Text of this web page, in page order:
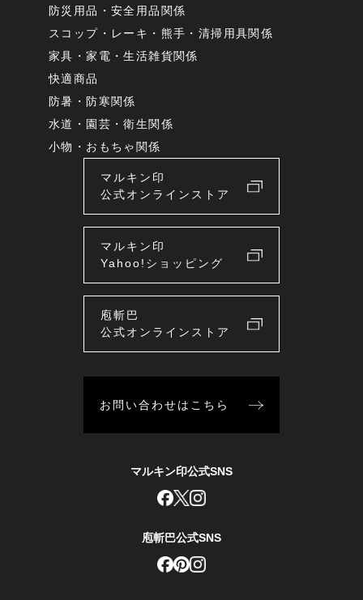
防災用品・安全用品関係
スコップ・レーキ・熊手・清掃用具関係
家具・家電・生活雑貨関係
快適商品
防暑・防寒関係
水道・園芸・衛生関係
小物・おもちゃ関係
マルキン印
公式オンラインストア
マルキン印
Yahoo!ショッピング
庖斬巴
公式オンラインストア
お問い合わせはこちら
マルキン印公式SNS
庖斬巴公式SNS